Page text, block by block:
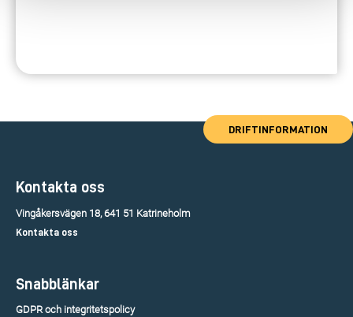
DRIFTINFORMATION
Kontakta oss
Vingåkersvägen 18, 641 51 Katrineholm
Kontakta oss
Snabblänkar
GDPR och integritetspolicy